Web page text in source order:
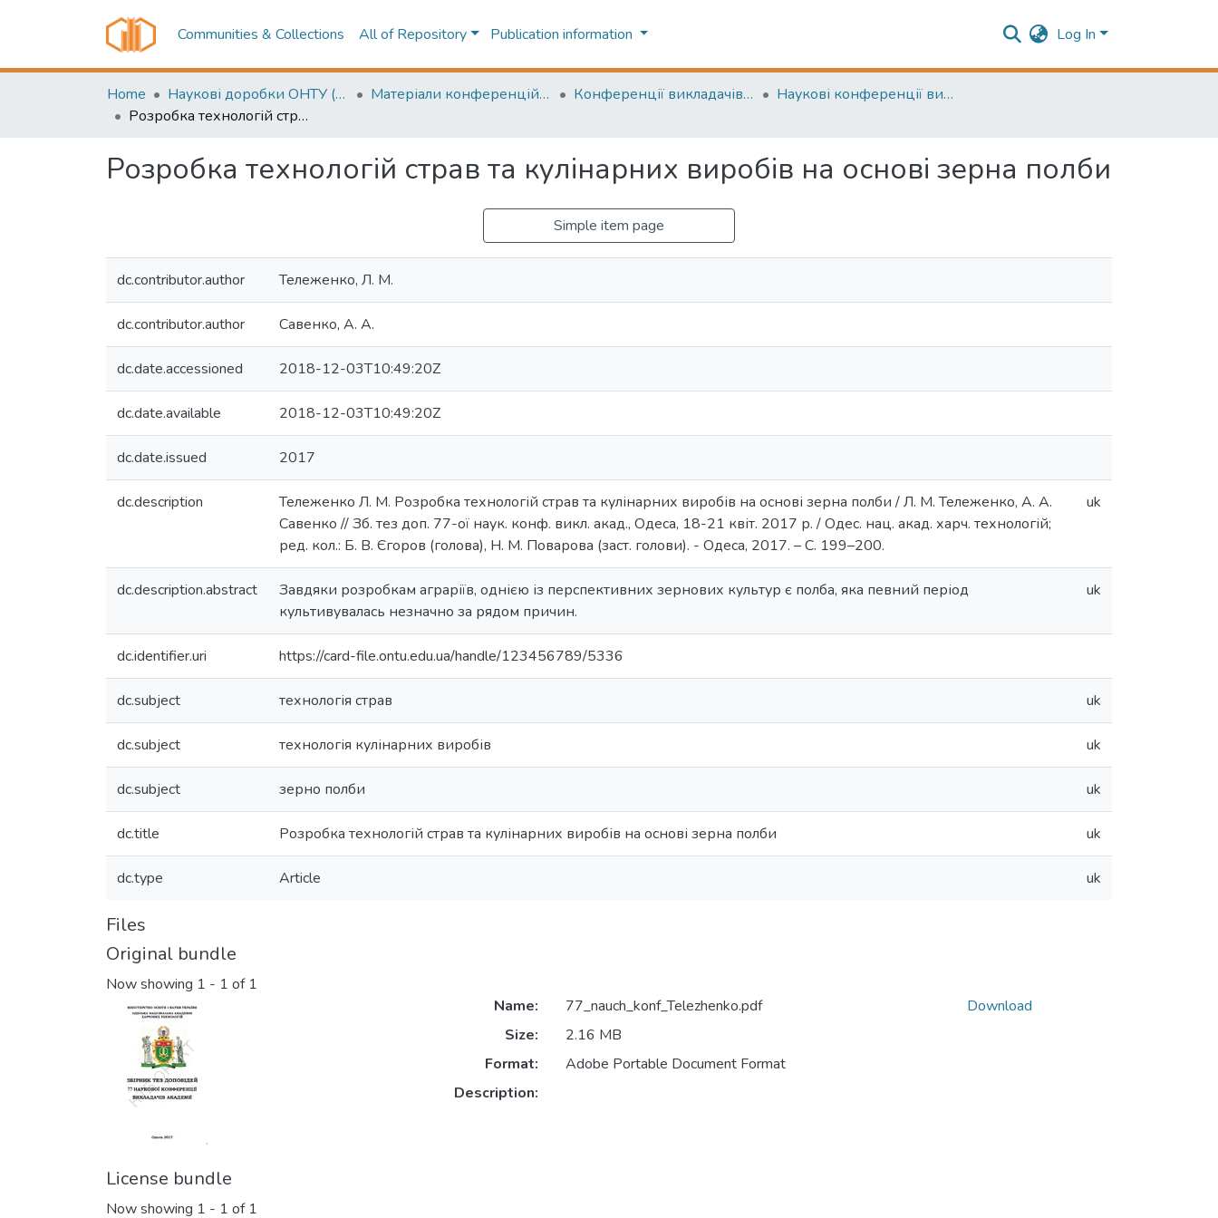
Communities & Collections All of Repository Publication information Log In
Home Наукові доробки ОНТУ (ONUT scientific researches) Матеріали конференцій (Conference materials) Конференції викладачів (Lecturers` conferences)
Наукові конференції викладачів ОНТУ (Scientific conferences of the ONTU lecturers)
Розробка технологій страв та кулінарних виробів на основі зерна полби
Розробка технологій страв та кулінарних виробів на основі зерна полби
Simple item page
dc.contributor.author Тележенко, Л. М.
dc.contributor.author Савенко, А. А.
dc.date.accessioned 2018-12-03T10:49:20Z
dc.date.available 2018-12-03T10:49:20Z
dc.date.issued 2017
dc.description
Тележенко Л. М. Розробка технологій страв та кулінарних виробів на основі зерна полби / Л. М. Тележенко, А. А.
Савенко // Зб. тез доп. 77-ої наук. конф. викл. акад., Одеса, 18-21 квіт. 2017 р. / Одес. нац. акад. харч. технологій;
ред. кол.: Б. В. Єгоров (голова), Н. М. Поварова (заст. голови). - Одеса, 2017. – С. 199–200.
uk
dc.description.abstract
Завдяки розробкам аграріїв, однією із перспективних зернових культур є полба, яка певний період
культивувалась незначно за рядом причин.
uk
dc.identifier.uri https://card-file.ontu.edu.ua/handle/123456789/5336
dc.subject технологія страв uk
dc.subject технологія кулінарних виробів uk
dc.subject зерно полби uk
dc.title Розробка технологій страв та кулінарних виробів на основі зерна полби uk
dc.type Article uk
Files
Original bundle
Now showing 1 - 1 of 1
Name:
77_nauch_konf_Telezhenko.pdf
Size:
2.16 MB
Format:
Adobe Portable Document Format
Description:
Download
License bundle
Now showing 1 - 1 of 1